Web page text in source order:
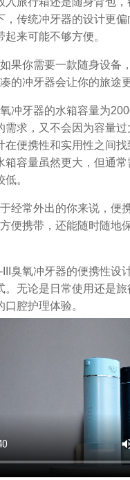
，传统冲牙器的设计更偏
来可能不够方便。
果你需要一款随身设备
的冲牙器会让你的旅途
冲牙器的水箱容量为
需求，又不会因为容量
在便携性和实用性之间找
箱容量虽然更大，但通常
。
于经常外出的你来说，便
便携带，还能随时随地
臭氧冲牙器的便携性设
。无论是日常使用还是
腔护理体验。